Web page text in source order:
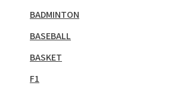
BADMINTON
BASEBALL
BASKET
F1